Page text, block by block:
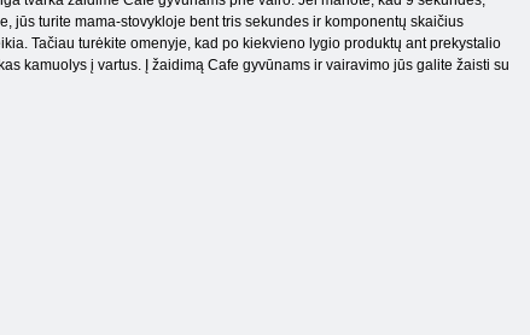
jūs turite mama-stovykloje bent tris sekundes ir komponentų skaičius
Tačiau turėkite omenyje, kad po kiekvieno lygio produktų ant prekystalio
kamuolys į vartus. Į žaidimą Cafe gyvūnams ir vairavimo jūs galite žaisti su